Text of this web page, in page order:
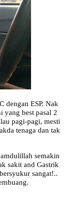
dengan ESP. Nak
yang best pasal 2
pagi-pagi, mesti
tenaga dan tak
semakin
sakit and Gastrik
sangat!..